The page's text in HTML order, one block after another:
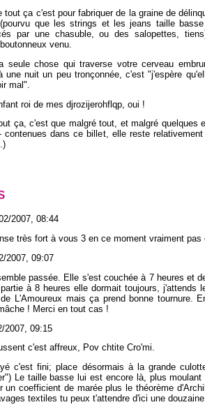
tout ça c'est pour fabriquer de la graine de
que les strings et les jeans taille
par une chasuble, ou des salopettes,
venu.
seule chose qui traverse votre cerveau
une nuit un peu tronçonnée, c'est "j'espère
mal".
roi de mes djrozijerohflqp, oui !
ça, c'est que malgré tout, et malgré quelques
contenues dans ce billet, elle reste
2007, 08:44
très fort à vous 3 en ce moment vraiment pas
2007, 09:07
passée. Elle s'est couchée à 7 heures et
à 8 heures elle dormait toujours, j'attends
L'Amoureux mais ça prend bonne tournure.
! Merci en tout cas !
2007, 09:15
c'est affreux, Pov chtite Cro'mi.
c'est fini; place désormais à la grande
Le taille basse lui est encore là, plus moulant
un coefficient de marée plus le théorème
textiles tu peux t'attendre d'ici une